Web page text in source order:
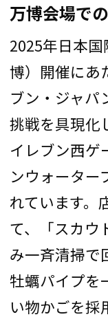
万博会場で
2025年日本
博）開催にあ
ブン・ジャパ
挑戦を具現化
イレブン西
ンウォーター
れています。
て、「スカウ
み一斉清掃で
牡蠣パイプを
い物かごを採